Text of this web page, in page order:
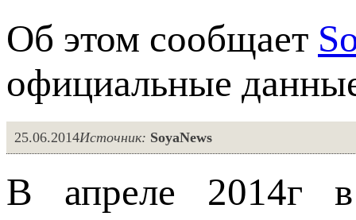
Об этом сообщает
официальные
25.06.2014Источник: SoyaNews
В апреле 2014г в